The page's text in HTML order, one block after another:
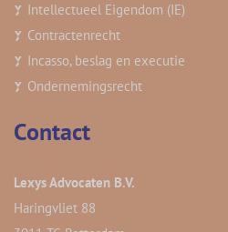
Intellectueel Eigendom (IE)
Contractenrecht
Incasso, beslag en executie
Ondernemingsrecht
Contact
Lexys Advocaten B.V.
Haringvliet 88